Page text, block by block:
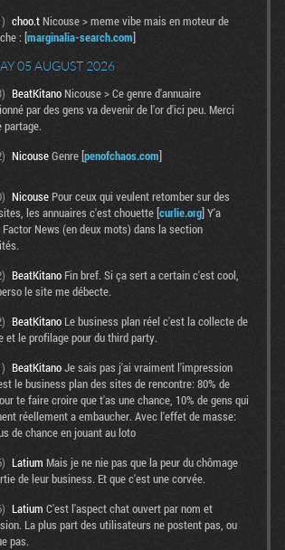
choo.t Nicouse > meme vibe mais en moteur de
: [marginalia-search.com]
05 AUGUST 2026
BeatKitano Nicouse > Ce genre d'annuaire
par des gens va devenir de l'or d'ici peu. Merci
partage.
NicouseGenre [penofchaos.com]
Nicouse Pour ceux qui veulent retomber sur des
les annuaires c'est chouette [curlie.org] Y'a
News (en deux mots) dans la section
BeatKitano Fin bref. Si ça sert a certain c'est cool,
le site me débecte.
BeatKitano Le business plan réel c'est la collecte de
et le profilage pour du third party.
BeatKitanoJe sais pas j'ai vraiment l'impression
le business plan des sites de rencontre: 80% de
te faire croire que t'as une chance, 10% de gens qui
réellement a embaucher. Avec l'effet de masse:
de chance en jouant au loto
Latium Mais je ne nie pas que la peur du chômage
de leur business. Et que c'est une corvée.
Latium C'est l'aspect chat ouvert par nom et
La plus part des utilisateurs ne postent pas, ou
pas.